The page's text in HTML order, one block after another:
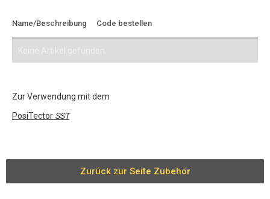
Name/Beschreibung Code bestellen
Zur Verwendung mit dem
PosiTector SST
Zurück zur Seite Zubehör